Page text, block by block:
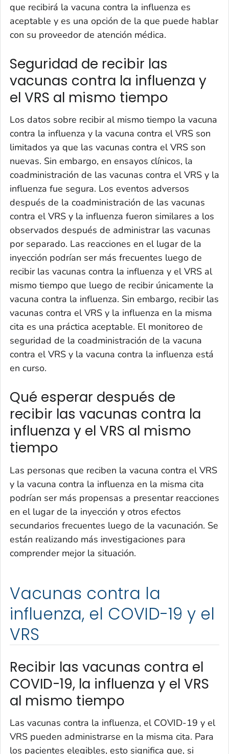
que recibirá la vacuna contra la influenza es
aceptable y es una opción de la que puede hablar
con su proveedor de atención médica.
Seguridad de recibir las
vacunas contra la influenza y
el VRS al mismo tiempo
Los datos sobre recibir al mismo tiempo la vacuna
contra la influenza y la vacuna contra el VRS son
limitados ya que las vacunas contra el VRS son
nuevas. Sin embargo, en ensayos clínicos, la
coadministración de las vacunas contra el VRS y la
influenza fue segura. Los eventos adversos
después de la coadministración de las vacunas
contra el VRS y la influenza fueron similares a los
observados después de administrar las vacunas
por separado. Las reacciones en el lugar de la
inyección podrían ser más frecuentes luego de
recibir las vacunas contra la influenza y el VRS al
mismo tiempo que luego de recibir únicamente la
vacuna contra la influenza. Sin embargo, recibir las
vacunas contra el VRS y la influenza en la misma
cita es una práctica aceptable. El monitoreo de
seguridad de la coadministración de la vacuna
contra el VRS y la vacuna contra la influenza está
en curso.
Qué esperar después de
recibir las vacunas contra la
influenza y el VRS al mismo
tiempo
Las personas que reciben la vacuna contra el VRS
y la vacuna contra la influenza en la misma cita
podrían ser más propensas a presentar reacciones
en el lugar de la inyección y otros efectos
secundarios frecuentes luego de la vacunación. Se
están realizando más investigaciones para
comprender mejor la situación.
Vacunas contra la
influenza, el COVID-19 y el
VRS
Recibir las vacunas contra el
COVID-19, la influenza y el VRS
al mismo tiempo
Las vacunas contra la influenza, el COVID-19 y el
VRS pueden administrarse en la misma cita. Para
los pacientes elegibles, esto significa que, si